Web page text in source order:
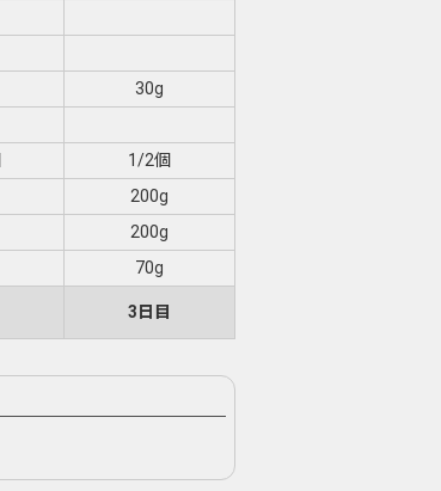
30g
1/2個
200g
200g
70g
3日目